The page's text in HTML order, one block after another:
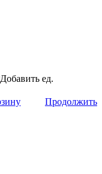
ед.
Продолжить